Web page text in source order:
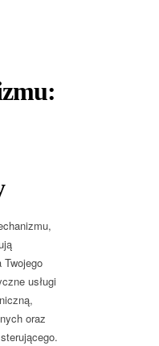
Twojego
usługi
oraz